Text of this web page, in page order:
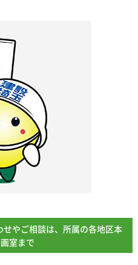
やご相談は、所属の各地区本
室まで